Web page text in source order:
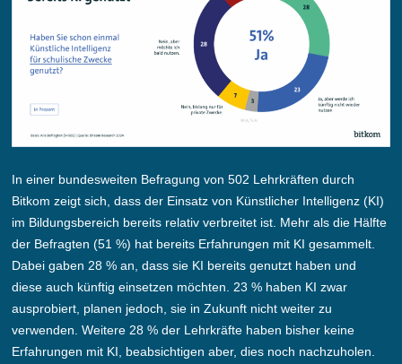
In einer bundesweiten Befragung von 502 Lehrkräften durch
Bitkom zeigt sich, dass der Einsatz von Künstlicher Intelligenz (KI)
im Bildungsbereich bereits relativ verbreitet ist. Mehr als die Hälfte
der Befragten (51 %) hat bereits Erfahrungen mit KI gesammelt.
Dabei gaben 28 % an, dass sie KI bereits genutzt haben und
diese auch künftig einsetzen möchten. 23 % haben KI zwar
ausprobiert, planen jedoch, sie in Zukunft nicht weiter zu
verwenden. Weitere 28 % der Lehrkräfte haben bisher keine
Erfahrungen mit KI, beabsichtigen aber, dies noch nachzuholen.